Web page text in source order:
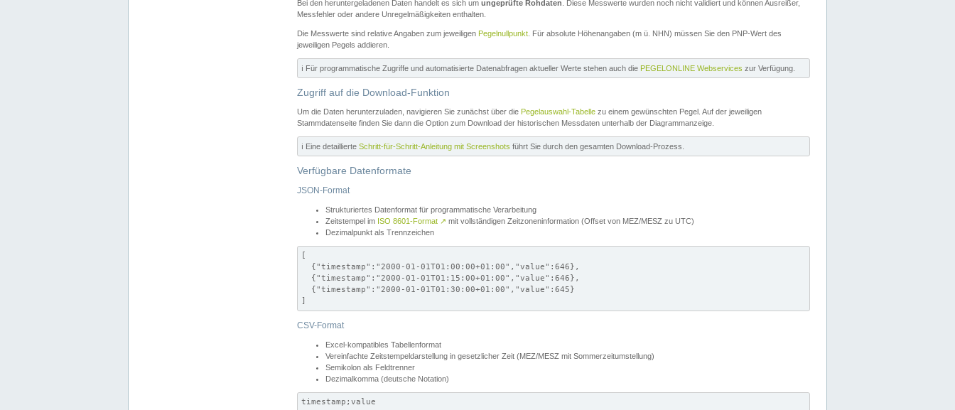
Bei den heruntergeladenen Daten handelt es sich um ungeprüfte Rohdaten . Diese Messwerte wurden noch nicht validiert und können Ausreißer,
Messfehler oder andere Unregelmäßigkeiten enthalten.
Die Messwerte sind relative Angaben zum jeweiligen Pegelnullpunkt . Für absolute Höhenangaben (m ü. NHN) müssen Sie den PNP-Wert des
jeweiligen Pegels addieren.
ℹ️ Für programmatische Zugriffe und automatisierte Datenabfragen aktueller Werte stehen auch die PEGELONLINE Webservices zur Verfügung.
Zugriff auf die Download-Funktion
Um die Daten herunterzuladen, navigieren Sie zunächst über die Pegelauswahl-Tabelle zu einem gewünschten Pegel. Auf der jeweiligen
Stammdatenseite finden Sie dann die Option zum Download der historischen Messdaten unterhalb der Diagrammanzeige.
ℹ️ Eine detaillierte Schritt-für-Schritt-Anleitung mit Screenshots führt Sie durch den gesamten Download-Prozess.
Verfügbare Datenformate
JSON-Format
Strukturiertes Datenformat für programmatische Verarbeitung
Zeitstempel im ISO 8601-Format ↗ mit vollständigen Zeitzoneninformation (Offset von MEZ/MESZ zu UTC)
Dezimalpunkt als Trennzeichen
[
  {"timestamp":"2000-01-01T01:00:00+01:00","value":646},
  {"timestamp":"2000-01-01T01:15:00+01:00","value":646},
  {"timestamp":"2000-01-01T01:30:00+01:00","value":645}
]
CSV-Format
Excel-kompatibles Tabellenformat
Vereinfachte Zeitstempeldarstellung in gesetzlicher Zeit (MEZ/MESZ mit Sommerzeitumstellung)
Semikolon als Feldtrenner
Dezimalkomma (deutsche Notation)
timestamp;value